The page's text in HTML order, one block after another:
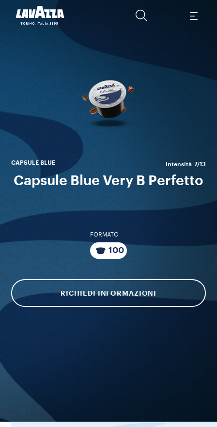
CAPSULE BLUE Intensità 7/13
Capsule Blue Very B Perfetto
FORMATO
100
RICHIEDI INFORMAZIONI